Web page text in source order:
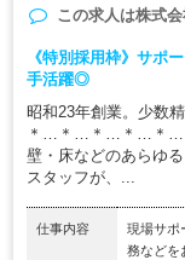
この求人は株式
《特別採用枠》サポ
手活躍◎
昭和23年創業。少
＊…＊…＊…＊…＊…
壁・床などのあらゆ
スタッフが、...
仕事内容
現場サポ
務などを